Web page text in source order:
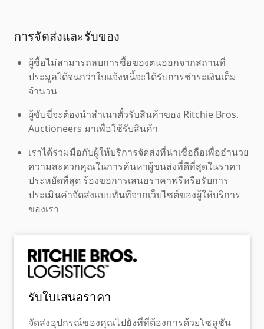
การจัดส่งและรับของ
ผู้ซื้อไม่สามารถลบการซื้อของตนออกจากสถานที่
ประมูลได้จนกว่าใบแจ้งหนี้จะได้รับการชำระเงินเต็ม
จำนวน
ผู้ขับขี่จะต้องนำสำเนาตั๋วรับสินค้าของ Ritchie Bros.
Auctioneers มาเพื่อใช้รับสินค้า
เราได้ร่วมมือกับผู้ให้บริการจัดส่งที่น่าเชื่อถือเพื่ออำนวย
ความสะดวกคุณในการค้นหาผู้ขนส่งที่ดีที่สุดในราคา
ประหยัดที่สุด ร้องขอการเสนอราคาฟรีหรือรับการ
ประเมินค่าจัดส่งแบบทันทีจากเว็บไซต์ของผู้ให้บริการ
ของเรา
รับใบเสนอราคา
จัดส่งอุปกรณ์ของคุณไปยังที่ที่ต้องการด้วยโซลูชัน